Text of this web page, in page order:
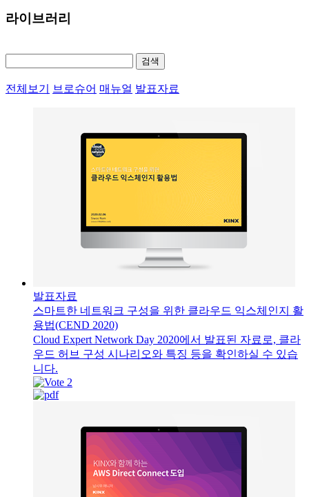
라이브러리
검색
전체보기 브로슈어 매뉴얼 발표자료
발표자료
스마트한 네트워크 구성을 위한 클라우드 익스체인지 활
용법(CEND 2020)
Cloud Expert Network Day 2020에서 발표된 자료로, 클라
우드 허브 구성 시나리오와 특징 등을 확인하실 수 있습
니다.
2